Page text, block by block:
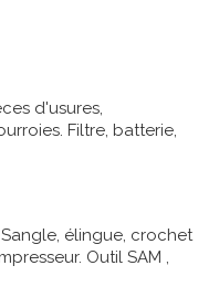
d'usures,
Filtre, batterie,
élingue, crochet
Outil SAM ,